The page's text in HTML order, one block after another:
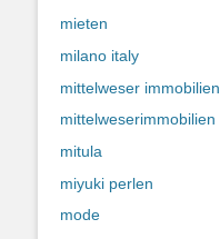
mieten
milano italy
mittelweser immobilien
mittelweserimmobilien
mitula
miyuki perlen
mode